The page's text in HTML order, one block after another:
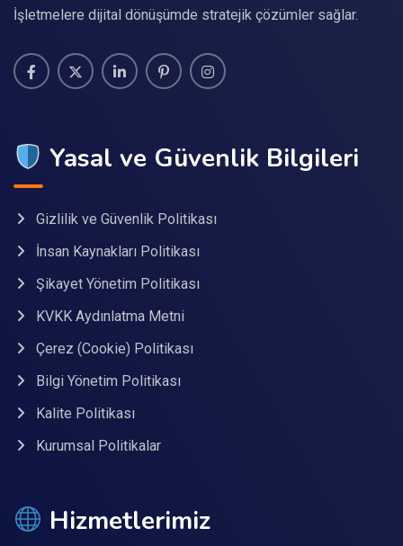
İşletmelere dijital dönüşümde stratejik çözümler sağlar.
Yasal ve Güvenlik Bilgileri
Gizlilik ve Güvenlik Politikası
İnsan Kaynakları Politikası
Şikayet Yönetim Politikası
KVKK Aydınlatma Metni
Çerez (Cookie) Politikası
Bilgi Yönetim Politikası
Kalite Politikası
Kurumsal Politikalar
Hizmetlerimiz